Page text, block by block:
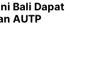
Bali Dapat
AUTP